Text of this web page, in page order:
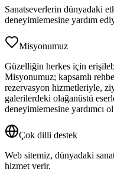
Sanatseverlerin dünyadaki
deneyimlemesine yardım
Misyonumuz
Güzelliğin herkes için
Misyonumuz; kapsamlı
rezervasyon hizmetleriyle,
galerilerdeki olağanüstü
deneyimlemesine yardımcı
Çok dilli destek
Web sitemiz, dünyadaki
hizmet verir.